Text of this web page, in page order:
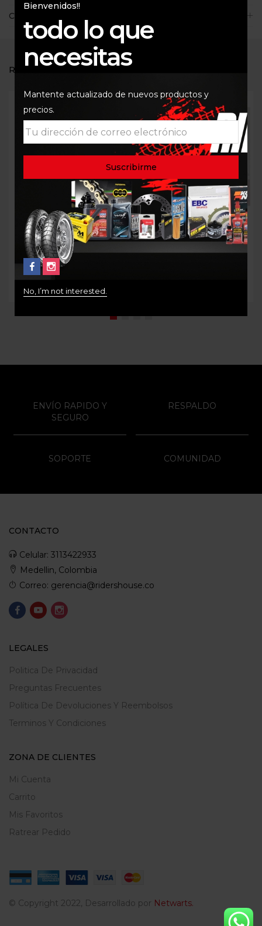
Consultas
RELATED PRODUCTS
KIT DE PIÑONES
KAWASAKI NINJA 300
P24502-14/P16500-42
$255.000
Out Of Stock
KIT ARRASTRE ALTO
DESEMPEÑO
SUPERSPROX / BMW
310GS R
Bienvenidos!!
todo lo que
necesitas
Mantente actualizado de nuevos productos y
precios.
No, I’m not interested.
ENVÍO RAPIDO Y
SEGURO
RESPALDO
SOPORTE COMUNIDAD
CONTACTO
Celular: 3113422933
Medellin, Colombia
Correo: gerencia@ridershouse.co
LEGALES
Politica De Privacidad
Preguntas Frecuentes
Política De Devoluciones Y Reembolsos
Terminos Y Condiciones
ZONA DE CLIENTES
Mi Cuenta
Carrito
Mis Favoritos
Ratrear Pedido
© Copyright 2022, Desarrollado por Netwarts.